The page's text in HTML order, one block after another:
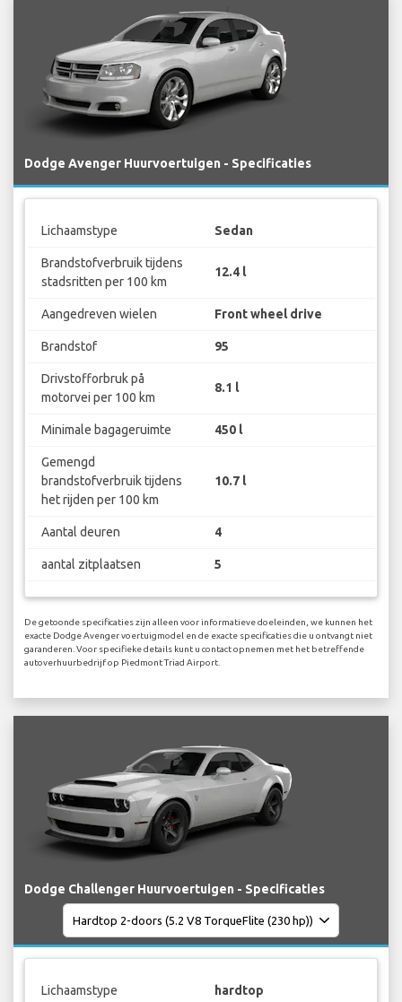
Dodge Avenger Huurvoertuigen - Specificaties
Lichaamstype Sedan
Brandstofverbruik tijdens
stadsritten per 100 km
12.4 l
Aangedreven wielen Front wheel drive
Brandstof 95
Drivstofforbruk på
motorvei per 100 km
8.1 l
Minimale bagageruimte 450 l
Gemengd
brandstofverbruik tijdens
het rijden per 100 km
10.7 l
Aantal deuren 4
aantal zitplaatsen 5
De getoonde specificaties zijn alleen voor informatieve doeleinden, we kunnen het
exacte Dodge Avenger voertuigmodel en de exacte specificaties die u ontvangt niet
garanderen. Voor specifieke details kunt u contact opnemen met het betreffende
autoverhuurbedrijf op Piedmont Triad Airport.
Dodge Challenger Huurvoertuigen - Specificaties
Lichaamstype hardtop